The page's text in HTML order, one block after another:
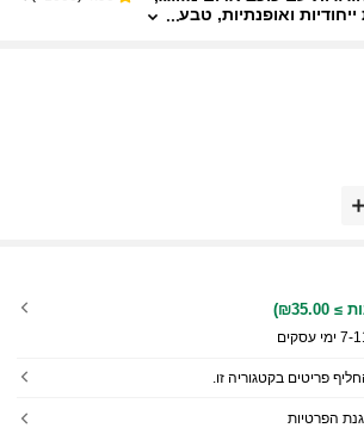
ואופנתיות, טבע
ימי עסקים
פריטים בקטגוריה זו.
הפרטיות